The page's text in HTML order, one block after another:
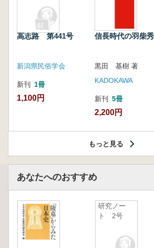
高志路 第441号
新潟県民俗学会
新刊 1冊
1,100円
信長時代の羽柴
黒田 基樹 著
KADOKAWA
新刊 5冊
2,200円
もっと見る
あなたへのおすすめ
研究ノー
ト 2号